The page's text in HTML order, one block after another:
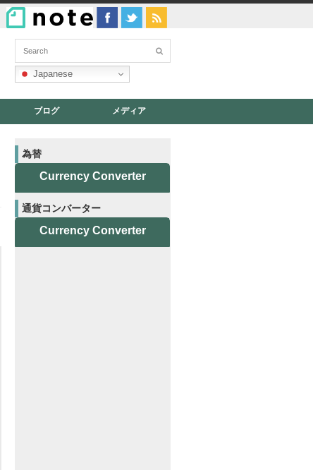
Japanese
ブログ メディア
為替
Currency Converter
通貨コンバーター
Currency Converter